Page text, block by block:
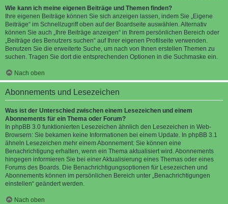
Wie kann ich meine eigenen Beiträge und Themen finden?
Ihre eigenen Beiträge können Sie sich anzeigen lassen, indem Sie „Eigene
Beiträge“ im Schnellzugriff oben auf der Boardseite auswählen. Alternativ
können Sie auch „Ihre Beiträge anzeigen“ in Ihrem persönlichen Bereich oder
„Beiträge des Benutzers suchen“ auf Ihrer eigenen Profilseite verwenden.
Benutzen Sie die erweiterte Suche, um nach von Ihnen erstellen Themen zu
suchen. Tragen Sie dort die entsprechenden Optionen in die Suchmaske ein.
Nach oben
Abonnements und Lesezeichen
Was ist der Unterschied zwischen einem Lesezeichen und einem
Abonnements für ein Thema oder Forum?
In phpBB 3.0 funktionierten Lesezeichen ähnlich den Lesezeichen in Web-
Browsern: Sie bekamen keine Informationen bei einem Update. In phpBB 3.1
ähneln Lesezeichen mehr einem Abonnement: Sie können eine
Benachrichtigung erhalten, wenn ein Thema aktualisiert wird. Abonnements
hingegen informieren Sie bei einer Aktualisierung eines Themas oder eines
Forums des Boards. Die Benachrichtigungsoptionen für Lesezeichen und
Abonnements können im persönlichen Bereich unter „Benachrichtigungen
einstellen“ geändert werden.
Nach oben